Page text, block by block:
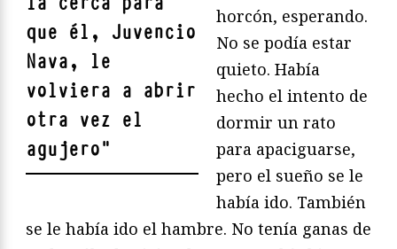
que él, Juvencio
Nava, le
volviera a abrir
otra vez el
agujero"
horcón, esperando.
No se podía estar
quieto. Había
hecho el intento de
dormir un rato
para apaciguarse,
pero el sueño se le
había ido. También
se le había ido el hambre. No tenía ganas de